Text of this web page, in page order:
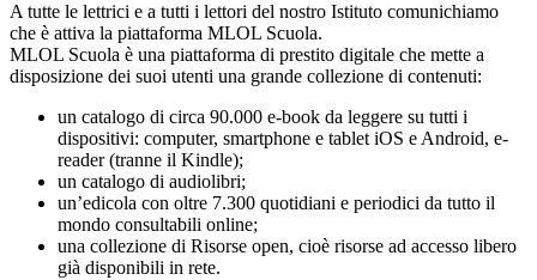
A tutte le lettrici e a tutti i lettori del nostro Istituto comunichiamo
che è attiva la piattaforma MLOL Scuola.
MLOL Scuola è una piattaforma di prestito digitale che mette a
disposizione dei suoi utenti una grande collezione di contenuti:
un catalogo di circa 90.000 e-book da leggere su tutti i
dispositivi: computer, smartphone e tablet iOS e Android, e-
reader (tranne il Kindle);
un catalogo di audiolibri;
un’edicola con oltre 7.300 quotidiani e periodici da tutto il
mondo consultabili online;
una collezione di Risorse open, cioè risorse ad accesso libero
già disponibili in rete.